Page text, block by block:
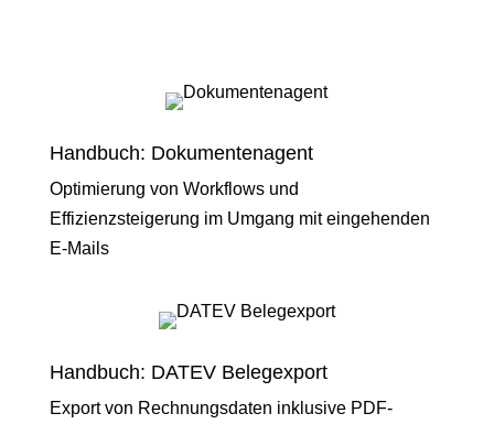
Handbuch: Dokumentenagent
Optimierung von Workflows und
Effizienzsteigerung im Umgang mit eingehenden
E-Mails
Handbuch: DATEV Belegexport
Export von Rechnungsdaten inklusive PDF-